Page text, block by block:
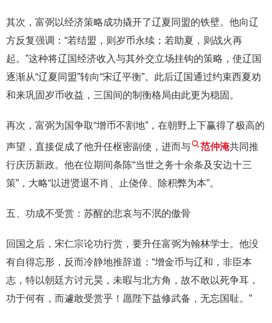
其次，富弼以经济策略成功撬开了辽夏同盟的铁壁。他向辽
方反复强调：“若结盟，则岁币永续；若助夏，则战火再
起。”这种将辽国经济收入与其外交立场挂钩的策略，使辽国
逐渐从“辽夏同盟”转向“宋辽平衡”。此后辽国通过约束西夏劝
和来巩固岁币收益，三国间的制衡格局由此更为稳固。
再次，富弼为国争取“增币不割地”，在朝野上下赢得了极高的
声望，直接促成了他升任枢密副使，进而与 范仲淹共同推
行庆历新政。他在位期间条陈“当世之务十余条及安边十三
策”，大略“以进贤退不肖、止侥倖、除积弊为本”。
五、功成不受赏：苏醒的悲哀与不泯的傲骨
回国之后，宋仁宗论功行赏，要升任富弼为翰林学士。他没
有自得忘形，反而冷静地推辞道：“增金币与辽和，非臣本
志，特以朝廷方讨元昊，未暇与北方角，故不敢以死争耳，
功于何有，而遽敢受赏乎！愿陛下益修武备，无忘国耻。”